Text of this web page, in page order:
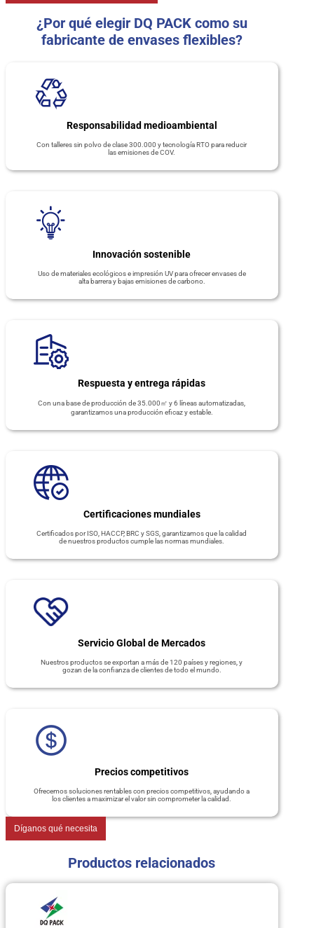
¿Por qué elegir DQ PACK como su
fabricante de envases flexibles?
Responsabilidad medioambiental
Con talleres sin polvo de clase 300.000 y tecnología RTO para reducir
las emisiones de COV.
Innovación sostenible
Uso de materiales ecológicos e impresión UV para ofrecer envases de
alta barrera y bajas emisiones de carbono.
Respuesta y entrega rápidas
Con una base de producción de 35.000㎡ y 6 líneas automatizadas,
garantizamos una producción eficaz y estable.
Certificaciones mundiales
Certificados por ISO, HACCP, BRC y SGS, garantizamos que la calidad
de nuestros productos cumple las normas mundiales.
Servicio Global de Mercados
Nuestros productos se exportan a más de 120 países y regiones, y
gozan de la confianza de clientes de todo el mundo.
Precios competitivos
Ofrecemos soluciones rentables con precios competitivos, ayudando a
los clientes a maximizar el valor sin comprometer la calidad.
Díganos qué necesita
Productos relacionados